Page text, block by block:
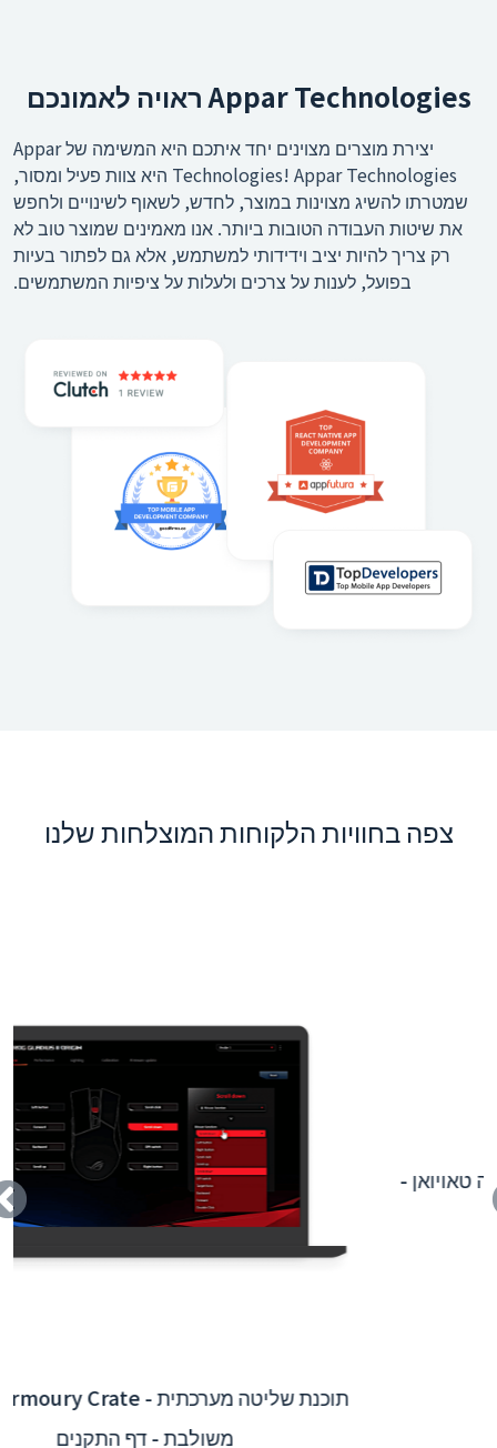
Appar Technologies ראויה לאמונכם
יצירת מוצרים מצוינים יחד איתכם היא המשימה של Appar
Technologies! Appar Technologies היא צוות פעיל ומסור,
שמטרתו להשיג מצוינות במוצר, לחדש, לשאוף לשינויים ולחפש
את שיטות העבודה הטובות ביותר. אנו מאמינים שמוצר טוב לא
רק צריך להיות יציב וידידותי למשתמש, אלא גם לפתור בעיות
בפועל, לענות על צרכים ולעלות על ציפיות המשתמשים.
צפה בחוויות הלקוחות המוצלחות שלנו
אפליקציית אינטראקטיבית של נמל התעופה טאויואן -
אינטגרציה של מערכת אחורית